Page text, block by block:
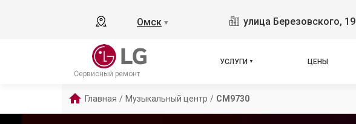
Омск ▼ улица Березовского, 19
Сервисный ремонт
УСЛУГИ ЦЕНЫ
Главная / Музыкальный центр / CM9730